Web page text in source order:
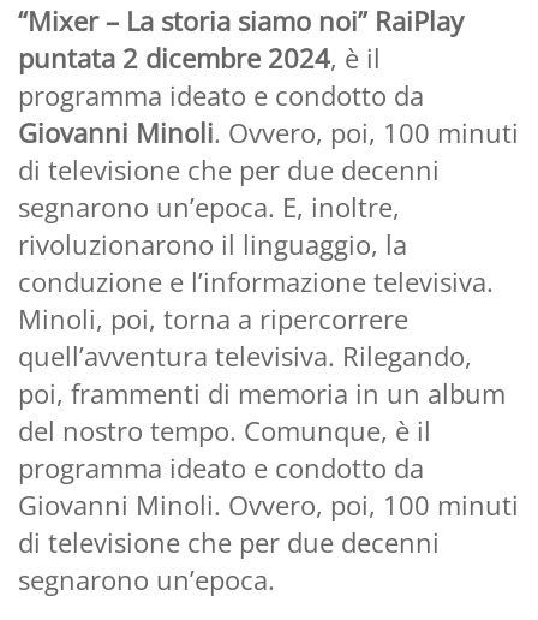
“Mixer – La storia siamo noi” RaiPlay
puntata 2 dicembre 2024, è il
programma ideato e condotto da
Giovanni Minoli. Ovvero, poi, 100 minuti
di televisione che per due decenni
segnarono un’epoca. E, inoltre,
rivoluzionarono il linguaggio, la
conduzione e l’informazione televisiva.
Minoli, poi, torna a ripercorrere
quell’avventura televisiva. Rilegando,
poi, frammenti di memoria in un album
del nostro tempo. Comunque, è il
programma ideato e condotto da
Giovanni Minoli. Ovvero, poi, 100 minuti
di televisione che per due decenni
segnarono un’epoca.